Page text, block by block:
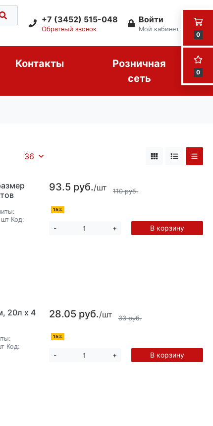
0
0
+7 (3452) 515-048
Обратный звонок
Войти
Мой кабинет
Контакты
Розничная
сеть
36
шт Код:
93.5 руб./шт 110 руб.
15%
- + В корзину
20л х 4
Код:
28.05 руб./шт 33 руб.
15%
- + В корзину